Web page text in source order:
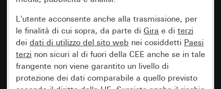
L'utente acconsente anche alla trasmissione, per
le finalità di cui sopra, da parte di Gira e di terzi
dei dati di utilizzo del sito web nei cosiddetti Paesi
terzi non sicuri al di fuori della CEE anche se in tale
frangente non viene garantito un livello di
protezione dei dati comparabile a quello previsto